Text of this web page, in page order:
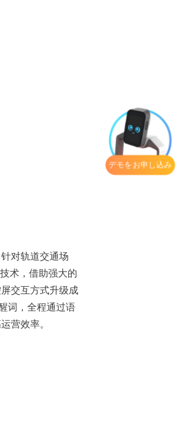
对轨道交通场
术，借助强大的
交互方式升级成
词，全程通过语
营效率。